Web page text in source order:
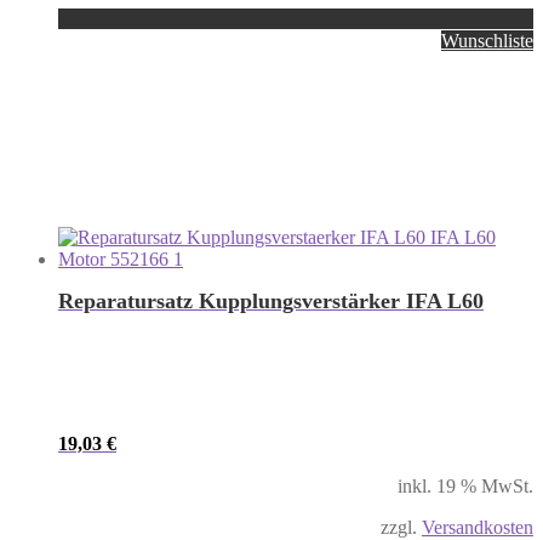
Wunschliste
Reparatursatz Kupplungsverstärker IFA L60
19,03 €
inkl. 19 % MwSt.
zzgl. Versandkosten